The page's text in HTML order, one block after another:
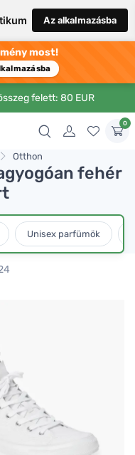
Az alkalmazásba
most!
felett: 80 EUR
0
Otthon
fehér
Unisex parfümök